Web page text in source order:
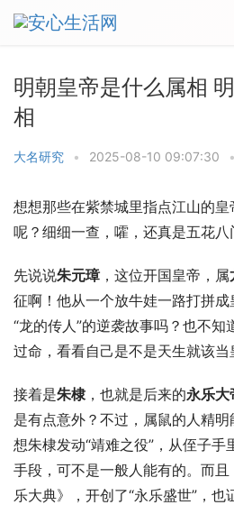
明朝皇帝是什么属相
相
大名研究 • 2025-08-10 09:07:30 •
想想那些在紫禁城里指点江山的
呢？细细一查，嚯，还真是五花八
先说说朱元璋 ，这位开国皇帝，属
征啊！他从一个放牛娃一路打拼
“龙的传人”的逆袭故事吗？也不
过命，看看自己是不是天生就该当
接着是朱棣 ，也就是后来的永乐大
是有点意外？不过，属鼠的人精
想朱棣发动“靖难之役”，从侄子
手段，可不是一般人能有的。而
乐大典》，开创了“永乐盛世”，也